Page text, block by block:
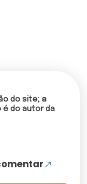
do site; a
é do autor da